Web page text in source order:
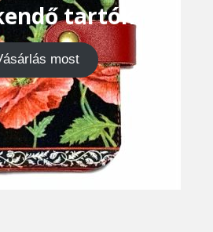
tartók
most